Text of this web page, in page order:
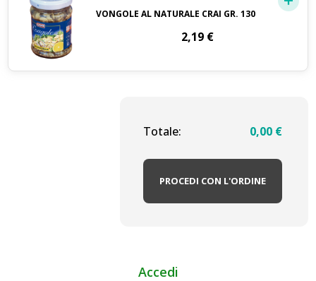
VONGOLE AL NATURALE CRAI GR. 130
2,19 €
Totale: 0,00 €
PROCEDI CON L'ORDINE
Accedi